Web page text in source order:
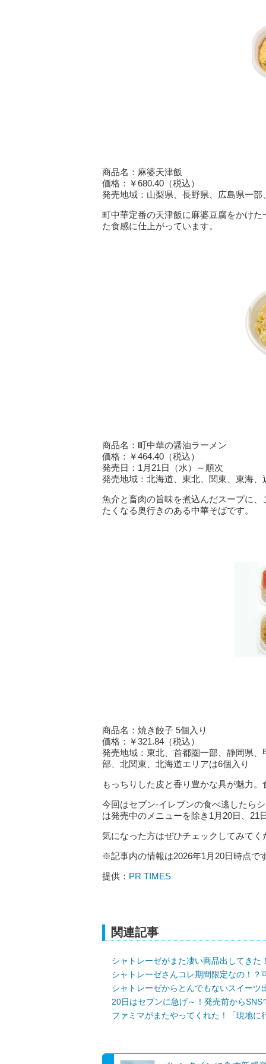
商品名：麻婆天津飯
価格：￥680.40（税込）
発売地域：山梨県、長野県、広島県一
町中華定番の天津飯に麻婆豆腐をかけ
た食感に仕上がっています。
商品名：町中華の醤油ラーメン
価格：￥464.40（税込）
発売日：1月21日（水）～順次
発売地域：北海道、東北、関東、東海
魚介と畜肉の旨味を煮込んだスープに
たくなる奥行きのある中華そばです。
商品名：焼き餃子 5個入り
価格：￥321.84（税込）
発売地域：東北、首都圏一部、静岡県
部、北関東、北海道エリアは6個入り
もっちりした皮と香り豊かな具が魅力
今回はセブン-イレブンの食べ逃したら
は発売中のメニューを除き1月20日、21
気になった方はぜひチェックしてみてく
※記事内の情報は2026年1月20日時点で
提供： PR TIMES
関連記事
シャトレーゼがまた凄い商品出してき
シャトレーゼさんコレ期間限定なの！
シャトレーゼからとんでもないスイー
20日はセブンに急げ～！発売前から
ファミマがまたやってくれた！「現地